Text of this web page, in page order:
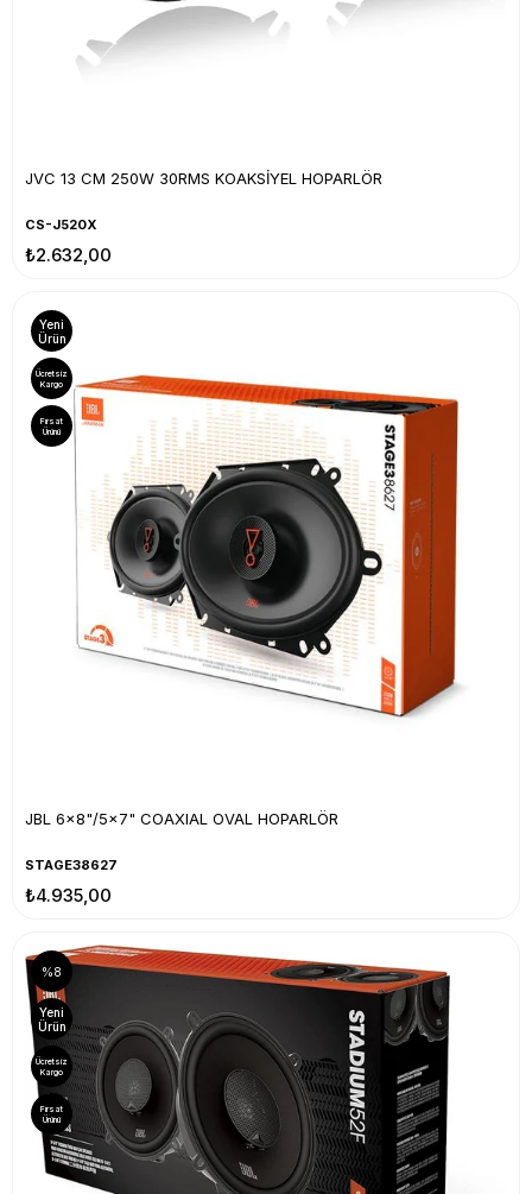
JVC 13 CM 250W 30RMS KOAKSİYEL HOPARLÖR
CS-J520X
₺2.632,00
JBL 6x8"/5x7" COAXIAL OVAL HOPARLÖR
STAGE38627
₺4.935,00
Yeni
Ürün
Ücretsiz
Kargo
Fırsat
Ürünü
%8
Yeni
Ürün
Ücretsiz
Kargo
Fırsat
Ürünü